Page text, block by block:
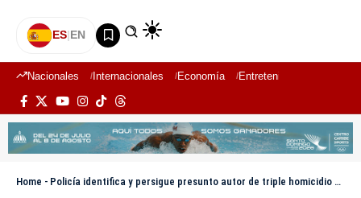
ES|EN
Nacionales Internacionales Economía Entretenimiento
Home - Policía identifica y persigue presunto autor de triple homicidio en Sabana Perdida